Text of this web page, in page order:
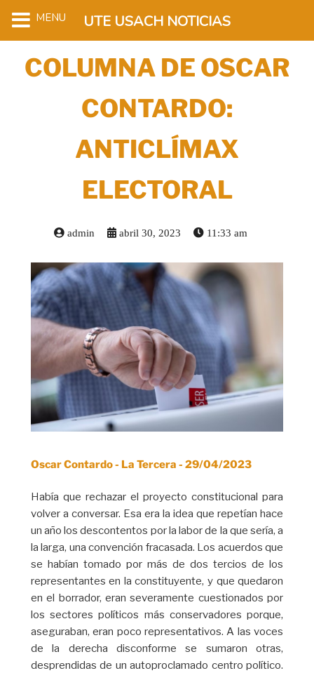
COLUMNA DE OSCAR
CONTARDO:
ANTICLÍMAX
ELECTORAL
admin abril 30, 2023 11:33 am
Oscar Contardo - La Tercera - 29/04/2023
Había que rechazar el proyecto constitucional para
volver a conversar. Esa era la idea que repetían hace
un año los descontentos por la labor de la que sería, a
la larga, una convención fracasada. Los acuerdos que
se habían tomado por más de dos tercios de los
representantes en la constituyente, y que quedaron
en el borrador, eran severamente cuestionados por
los sectores políticos más conservadores porque,
aseguraban, eran poco representativos. A las voces
de la derecha disconforme se sumaron otras,
desprendidas de un autoproclamado centro político.
MENU UTE USACH NOTICIAS